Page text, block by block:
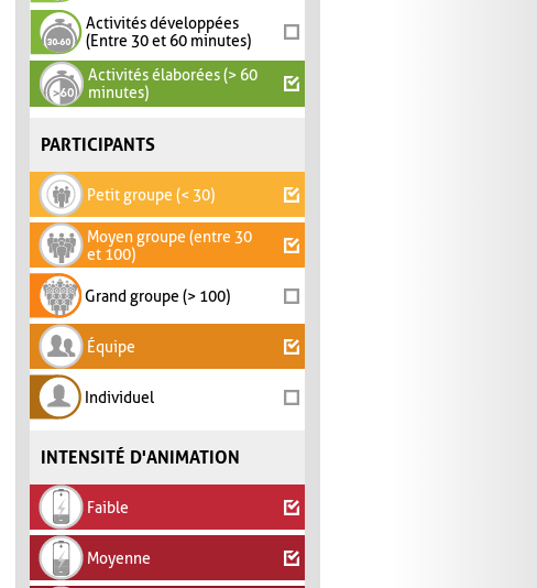
Activités développées
(Entre 30 et 60 minutes)
Activités élaborées (> 60
minutes)
PARTICIPANTS
Petit groupe (< 30)
Moyen groupe (entre 30
et 100)
Grand groupe (> 100)
Équipe
Individuel
INTENSITÉ D'ANIMATION
Faible
Moyenne